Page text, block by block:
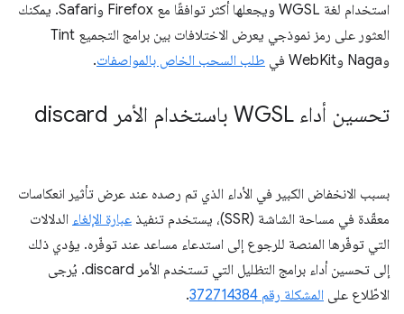
استخدام لغة WGSL ويجعلها أكثر توافقًا مع Firefox وSafari. يمكنك
العثور على رمز نموذجي يعرض الاختلافات بين برامج التجميع Tint
وNaga وWebKit في
طلب السحب الخاص بالمواصفات.
تحسين أداء WGSL باستخدام الأمر discard
بسبب الانخفاض الكبير في الأداء الذي تم رصده عند عرض تأثير انعكاسات
معقّدة في مساحة الشاشة (SSR)، يستخدم تنفيذ
عبارة الإلغاء الدلالات
التي توفّرها المنصة للرجوع إلى استدعاء مساعد عند توفّره. يؤدي ذلك
إلى تحسين أداء برامج التظليل التي تستخدم الأمر discard. يُرجى
الاطّلاع على المشكلة رقم 372714384 .